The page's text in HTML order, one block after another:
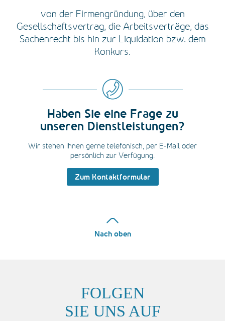
von der Firmengründung, über den
Gesellschaftsvertrag, die Arbeitsverträge, das
Sachenrecht bis hin zur Liquidation bzw. dem
Konkurs.
Haben Sie eine Frage zu
unseren Dienstleistungen?
Wir stehen Ihnen gerne telefonisch, per E-Mail oder
persönlich zur Verfügung.
Zum Kontaktformular
Nach oben
FOLGEN
SIE UNS AUF